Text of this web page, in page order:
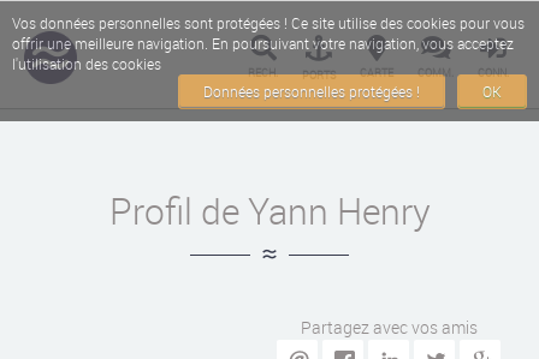
RECH. PORTS CARTE COMM. CONN.
Profil de Yann Henry
Partagez avec vos amis
Vos données personnelles sont protégées ! Ce site utilise des cookies pour vous
offrir une meilleure navigation. En poursuivant votre navigation, vous acceptez
l'utilisation des cookies
OK
Données personnelles protégées !